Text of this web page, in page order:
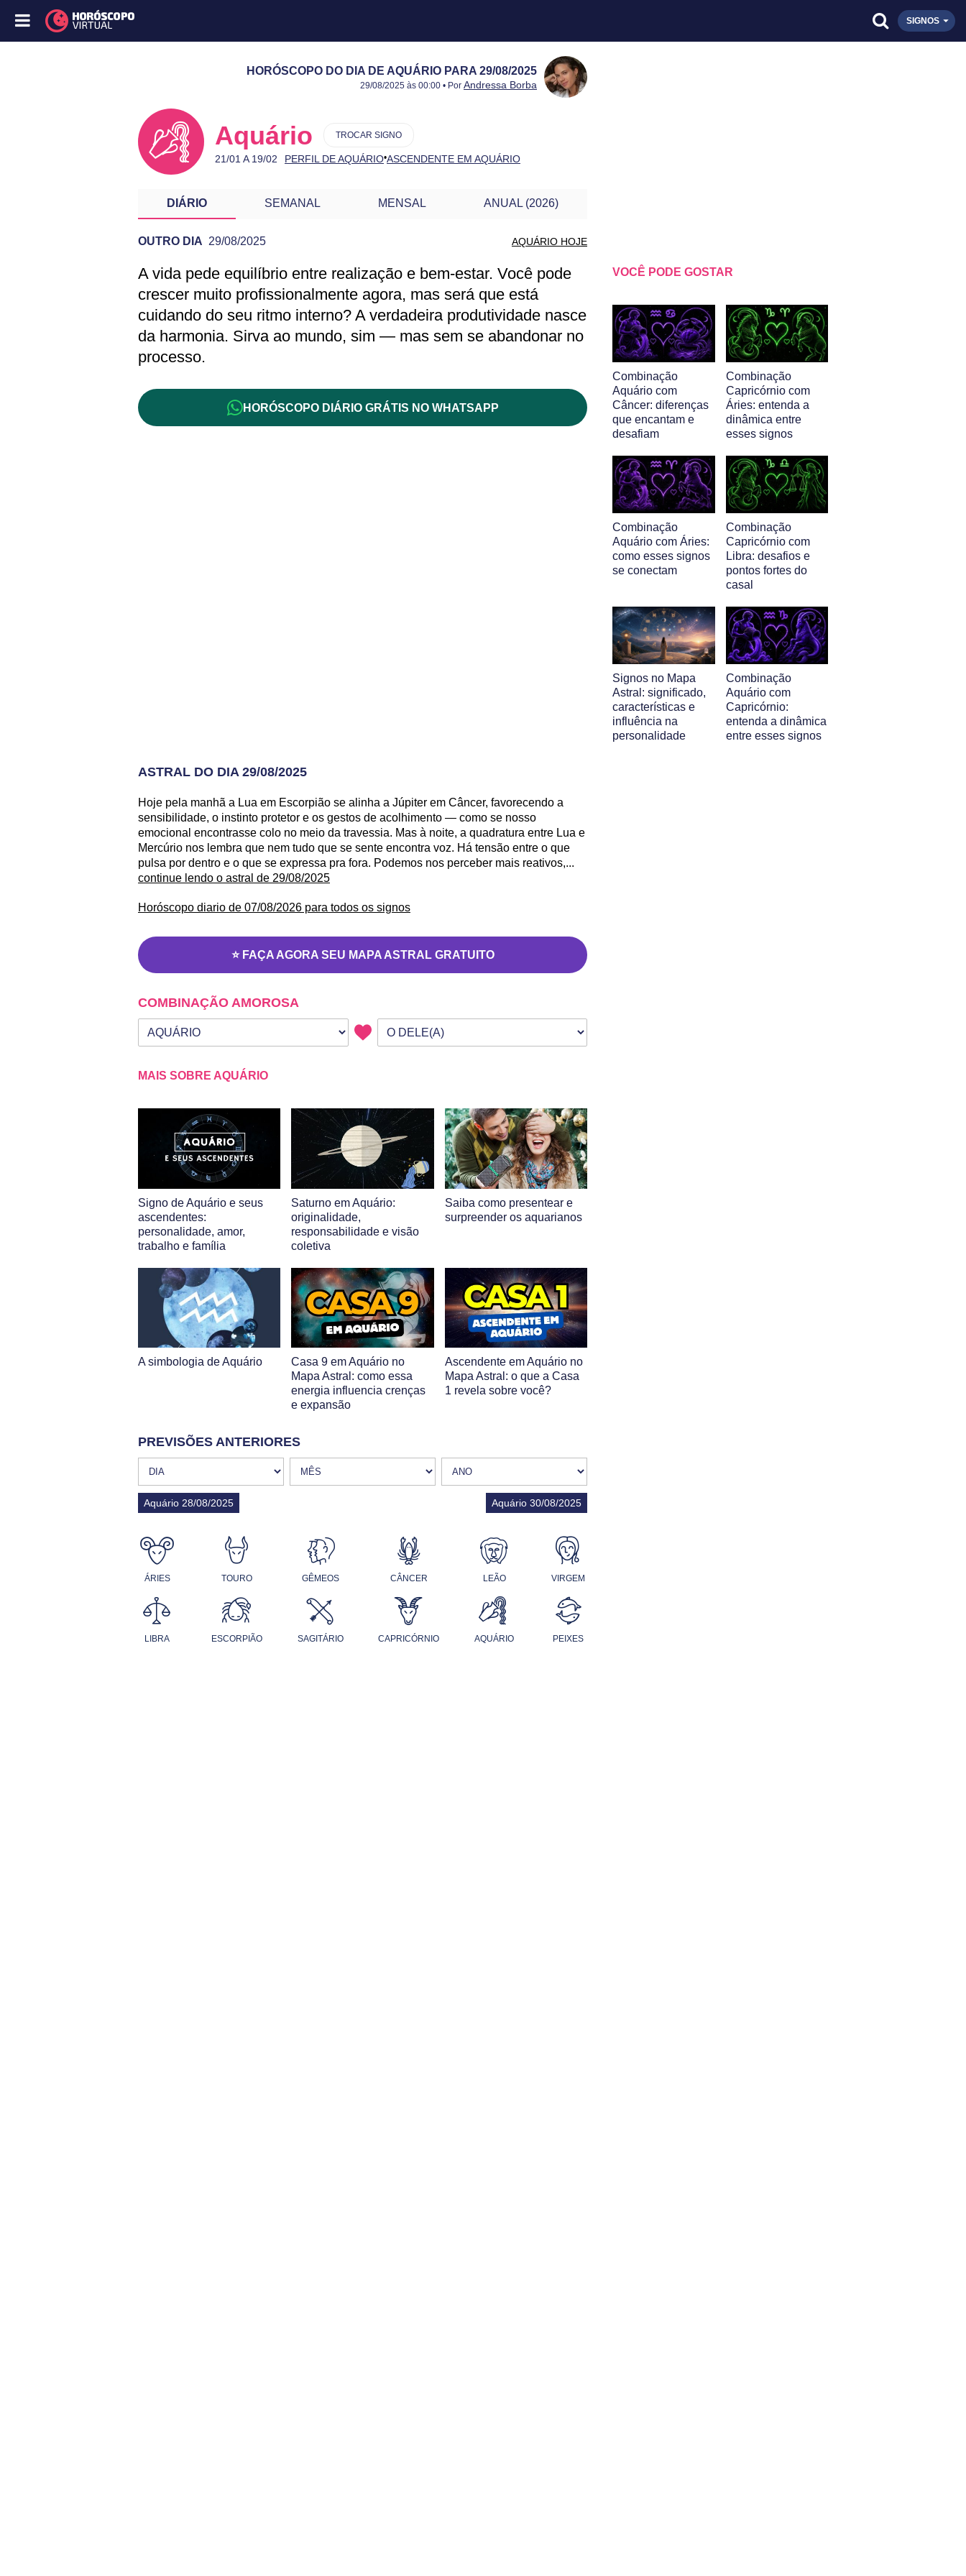
SIGNOS
HORÓSCOPO DO DIA DE AQUÁRIO PARA 29/08/2025
Publicado:
29/08/2025
Atualizado:
29/08/2025
29/08/2025 às 00:00 • Por Andressa Borba
Aquário
21/01 A 19/02 PERFIL DE AQUÁRIO•ASCENDENTE EM AQUÁRIO
TROCAR SIGNO
DIÁRIO SEMANAL MENSAL ANUAL (2026)
OUTRO DIA 29/08/2025 AQUÁRIO HOJE
PREVISÃO DE AQUÁRIO PARA OUTRO DIA
A vida pede equilíbrio entre realização e bem-estar. Você pode
crescer muito profissionalmente agora, mas será que está
cuidando do seu ritmo interno? A verdadeira produtividade nasce
da harmonia. Sirva ao mundo, sim — mas sem se abandonar no
processo.
HORÓSCOPO DIÁRIO GRÁTIS NO WHATSAPP
ASTRAL DO DIA 29/08/2025
Hoje pela manhã a Lua em Escorpião se alinha a Júpiter em Câncer, favorecendo a
sensibilidade, o instinto protetor e os gestos de acolhimento — como se nosso
emocional encontrasse colo no meio da travessia. Mas à noite, a quadratura entre Lua e
Mercúrio nos lembra que nem tudo que se sente encontra voz. Há tensão entre o que
pulsa por dentro e o que se expressa pra fora. Podemos nos perceber mais reativos,...
continue lendo o astral de 29/08/2025
Horóscopo diario de 07/08/2026 para todos os signos
⭐ FAÇA AGORA SEU MAPA ASTRAL GRATUITO
COMBINAÇÃO AMOROSA
Seu signo
Signo da outra pessoa
MAIS SOBRE AQUÁRIO
Signo de Aquário e seus
ascendentes:
personalidade, amor,
trabalho e família
Saturno em Aquário:
originalidade,
responsabilidade e visão
coletiva
Saiba como presentear e
surpreender os aquarianos
A simbologia de Aquário
Casa 9 em Aquário no
Mapa Astral: como essa
energia influencia crenças
e expansão
Ascendente em Aquário no
Mapa Astral: o que a Casa
1 revela sobre você?
PREVISÕES ANTERIORES
Aquário 28/08/2025 Aquário 30/08/2025
ÁRIES TOURO GÊMEOS CÂNCER LEÃO VIRGEM
LIBRA ESCORPIÃO SAGITÁRIO CAPRICÓRNIO AQUÁRIO PEIXES
VOCÊ PODE GOSTAR
Combinação
Aquário com
Câncer: diferenças
que encantam e
desafiam
Combinação
Capricórnio com
Áries: entenda a
dinâmica entre
esses signos
Combinação
Aquário com Áries:
como esses signos
se conectam
Combinação
Capricórnio com
Libra: desafios e
pontos fortes do
casal
Signos no Mapa
Astral: significado,
características e
influência na
personalidade
Combinação
Aquário com
Capricórnio:
entenda a dinâmica
entre esses signos